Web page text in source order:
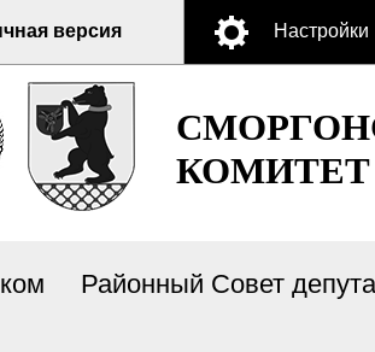
версия Настройки
КОМИТЕТ
Районный Совет